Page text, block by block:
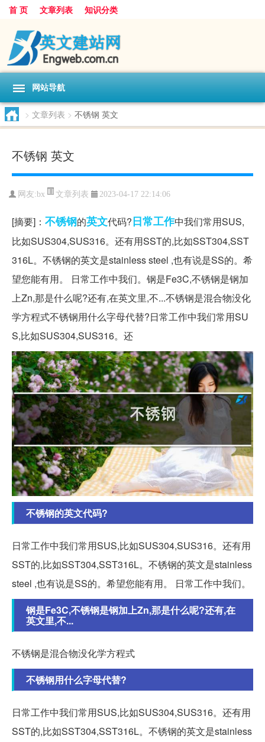
首 页 文章列表 知识分类
网站导航
> 文章列表 > 不锈钢 英文
不锈钢 英文
网友:bx 文章列表 2023-04-17 22:14:06
[摘要]： 不锈钢的英文代码?日常工作中我们常用SUS,
比如SUS304,SUS316。还有用SST的,比如SST304,SST
316L。不锈钢的英文是stainless steel ,也有说是SS的。希
望您能有用。 日常工作中我们。钢是Fe3C,不锈钢是钢加
上Zn,那是什么呢?还有,在英文里,不...不锈钢是混合物没化
学方程式不锈钢用什么字母代替?日常工作中我们常用SU
S,比如SUS304,SUS316。还
不锈钢的英文代码?
日常工作中我们常用SUS,比如SUS304,SUS316。还有用
SST的,比如SST304,SST316L。不锈钢的英文是stainless
steel ,也有说是SS的。希望您能有用。 日常工作中我们。
钢是Fe3C,不锈钢是钢加上Zn,那是什么呢?还有,在
英文里,不...
不锈钢是混合物没化学方程式
不锈钢用什么字母代替?
日常工作中我们常用SUS,比如SUS304,SUS316。还有用
SST的,比如SST304,SST316L。不锈钢的英文是stainless